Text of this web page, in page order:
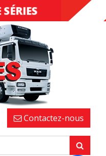
Contactez-nous